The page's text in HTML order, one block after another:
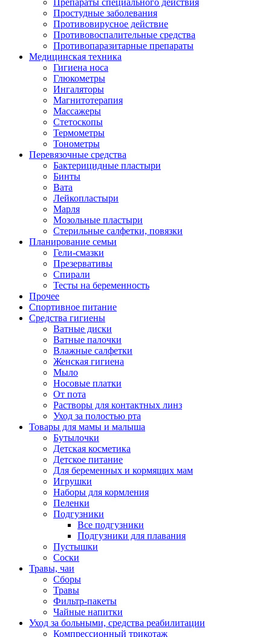
Препараты специального действия
Простудные заболевания
Противовирусное действие
Противовоспалительные средства
Противопаразитарные препараты
Медицинская техника
Гигиена носа
Глюкометры
Ингаляторы
Магнитотерапия
Массажеры
Стетоскопы
Термометры
Тонометры
Перевязочные средства
Бактерицидные пластыри
Бинты
Вата
Лейкопластыри
Марля
Мозольные пластыри
Стерильные салфетки, повязки
Планирование семьи
Гели-смазки
Презервативы
Спирали
Тесты на беременность
Прочее
Спортивное питание
Средства гигиены
Ватные диски
Ватные палочки
Влажные салфетки
Женская гигиена
Мыло
Носовые платки
От пота
Растворы для контактных линз
Уход за полостью рта
Товары для мамы и малыша
Бутылочки
Детская косметика
Детское питание
Для беременных и кормящих мам
Игрушки
Наборы для кормления
Пеленки
Подгузники
Все подгузники
Подгузники для плавания
Пустышки
Соски
Травы, чаи
Сборы
Травы
Фильтр-пакеты
Чайные напитки
Уход за больными, средства реабилитации
Компрессионный трикотаж